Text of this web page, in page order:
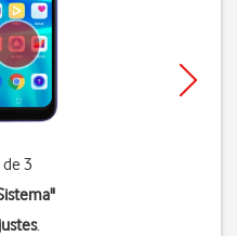
de 3
"
.